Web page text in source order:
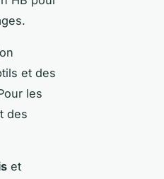
et des
les
des
et